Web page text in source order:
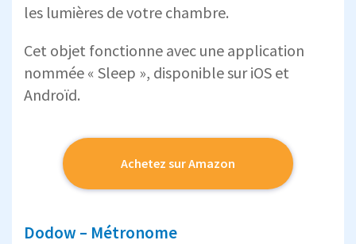
les lumières de votre chambre.
Cet objet fonctionne avec une application
nommée « Sleep », disponible sur iOS et
Androïd.
Achetez sur Amazon
Dodow – Métronome